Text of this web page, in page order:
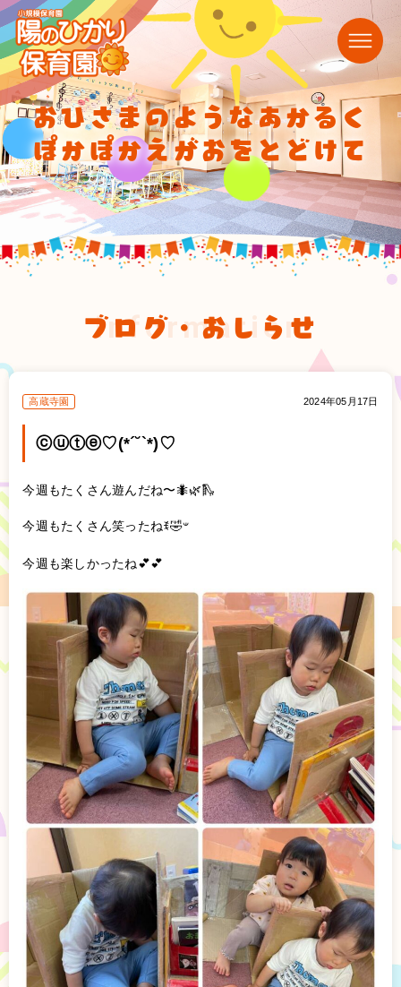
おひさまのようなあかるく
ぽかぽかえがおをとどけて
ブログ・おしらせ
information
高蔵寺園 2024年05月17日
ⓒⓤⓣⓔ♡(*´˘`*)♡
今週もたくさん遊んだね〜🐜🌿🛝
今週もたくさん笑ったねꉂ🤣𐤔
今週も楽しかったね💕︎💕︎